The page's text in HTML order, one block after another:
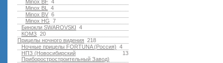
4
Minox BF
4
Minox BL
6
Minox BV
7
Minox HG
4
Бинокли SWAROVSKI
20
КОМЗ
218
Прицелы ночного видения
4
Ночные прицелы FORTUNA (Россия)
13
НПЗ (Новосибирский
Приборостростроительный Завод)